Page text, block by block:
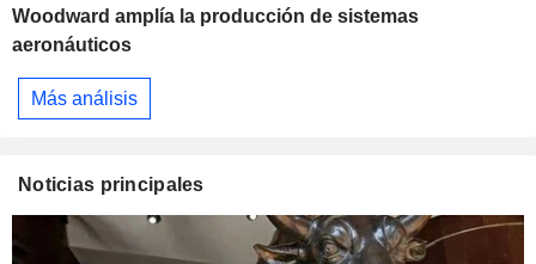
Woodward amplía la producción de sistemas
aeronáuticos
Más análisis
Noticias principales